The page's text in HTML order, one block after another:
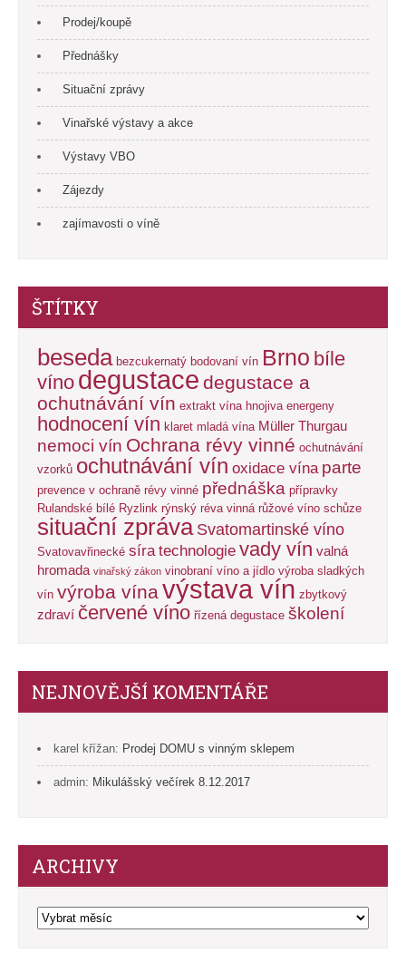
Prodej/koupě
Přednášky
Situační zprávy
Vinařské výstavy a akce
Výstavy VBO
Zájezdy
zajímavosti o víně
ŠTÍTKY
beseda bezcukernatý bodovaní vín Brno bíle
víno degustace degustace a
ochutnávání vín extrakt vína hnojiva energeny
hodnocení vín klaret mladá vína Müller Thurgau
nemoci vín Ochrana révy vinné ochutnávání
vzorků ochutnávání vín oxidace vína parte
prevence v ochraně révy vinné přednáška přípravky
Rulandské bílé Ryzlink rýnský réva vinná růžové víno schůze
situační zpráva Svatomartinské víno
Svatovavřinecké síra technologie vady vín valná
hromada vinařský zákon vinobraní víno a jídlo výroba sladkých
vín výroba vínavýstava vín zbytkový
zdraví červené víno řízená degustace školení
NEJNOVĚJŠÍ KOMENTÁŘE
karel křížan: Prodej DOMU s vinným sklepem
admin: Mikulášský večírek 8.12.2017
ARCHIVY
Archivy